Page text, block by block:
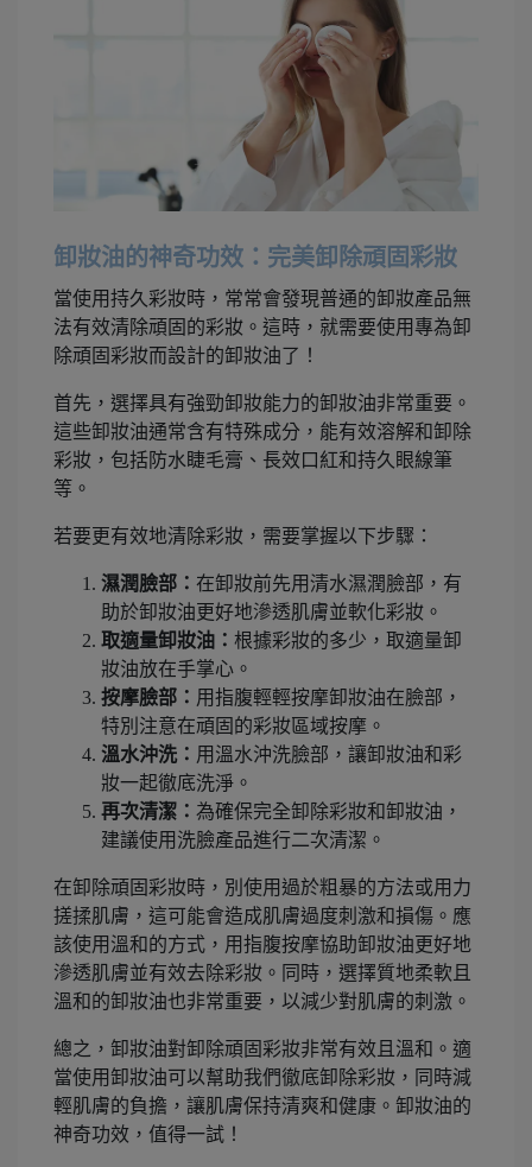
卸妝油的神奇功效：完美卸除頑固彩妝
當使用持久彩妝時，常常會發現普通的卸妝產品無
法有效清除頑固的彩妝。這時，就需要使用專為卸
除頑固彩妝而設計的卸妝油了！
首先，選擇具有強勁卸妝能力的卸妝油非常重要。
這些卸妝油通常含有特殊成分，能有效溶解和卸除
彩妝，包括防水睫毛膏、長效口紅和持久眼線筆
等。
若要更有效地清除彩妝，需要掌握以下步驟：
濕潤臉部： 在卸妝前先用清水濕潤臉部，有
助於卸妝油更好地滲透肌膚並軟化彩妝。
取適量卸妝油： 根據彩妝的多少，取適量卸
妝油放在手掌心。
按摩臉部： 用指腹輕輕按摩卸妝油在臉部，
特別注意在頑固的彩妝區域按摩。
溫水沖洗： 用溫水沖洗臉部，讓卸妝油和彩
妝一起徹底洗淨。
再次清潔： 為確保完全卸除彩妝和卸妝油，
建議使用洗臉產品進行二次清潔。
在卸除頑固彩妝時，別使用過於粗暴的方法或用力
搓揉肌膚，這可能會造成肌膚過度刺激和損傷。應
該使用溫和的方式，用指腹按摩協助卸妝油更好地
滲透肌膚並有效去除彩妝。同時，選擇質地柔軟且
溫和的卸妝油也非常重要，以減少對肌膚的刺激。
總之，卸妝油對卸除頑固彩妝非常有效且溫和。適
當使用卸妝油可以幫助我們徹底卸除彩妝，同時減
輕肌膚的負擔，讓肌膚保持清爽和健康。卸妝油的
神奇功效，值得一試！